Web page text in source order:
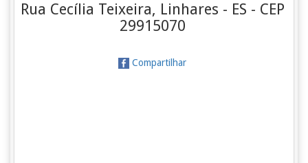
Rua Cecília Teixeira, Linhares - ES - CEP
29915070
Compartilhar